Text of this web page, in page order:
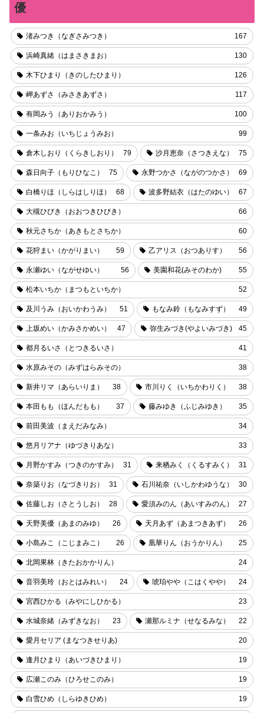
優
渚みつき（なぎさみつき） 167
浜崎真緒（はまさきまお） 130
木下ひまり（きのしたひまり） 126
岬あずさ（みさきあずさ） 117
有岡みう（ありおかみう） 100
一条みお（いちじょうみお） 99
倉木しおり（くらきしおり） 79 沙月恵奈（さつきえな） 75
森日向子（もりひなこ） 75 永野つかさ（ながのつかさ） 69
白橋りほ（しらはしりほ） 68 波多野結衣（はたのゆい） 67
大槻ひびき（おおつきひびき） 66
秋元さちか（あきもとさちか） 60
花狩まい（かがりまい） 59 乙アリス（おつありす） 56
永瀬ゆい（ながせゆい） 56 美園和花(みそのわか) 55
松本いちか（まつもといちか） 52
及川うみ（おいかわうみ） 51 もなみ鈴（もなみすず） 49
上坂めい（かみさかめい） 47 弥生みづき(やよいみづき) 45
都月るいさ（とつきるいさ） 41
水原みその（みずはらみその） 38
新井リマ（あらいりま） 38 市川りく（いちかわりく） 38
本田もも（ほんだもも） 37 藤みゆき（ふじみゆき） 35
前田美波（まえだみなみ） 34
悠月リアナ（ゆづきりあな） 33
月野かすみ（つきのかすみ） 31 来栖みく（くるすみく） 31
奈築りお（なづきりお） 31 石川祐奈（いしかわゆうな） 30
佐藤しお（さとうしお） 28 愛須みのん（あいすみのん） 27
天野美優（あまのみゆ） 26 天月あず（あまつきあず） 26
小島みこ（こじまみこ） 26 凰華りん（おうかりん） 25
北岡果林（きたおかかりん） 24
音羽美玲（おとはみれい） 24 琥珀やや（こはくやや） 24
宮西ひかる（みやにしひかる） 23
水城奈緒（みずきなお） 23 瀬那ルミナ（せなるみな） 22
愛月セリア (まなつきせりあ) 20
逢月ひまり（あいづきひまり） 19
広瀬このみ（ひろせこのみ） 19
白雪ひめ（しらゆきひめ） 19